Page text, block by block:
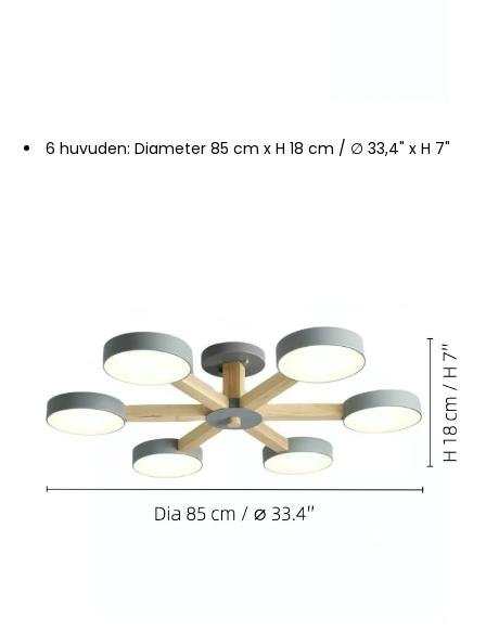
6 huvuden: Diameter 85 cm x H 18 cm / ∅ 33,4" x H 7"